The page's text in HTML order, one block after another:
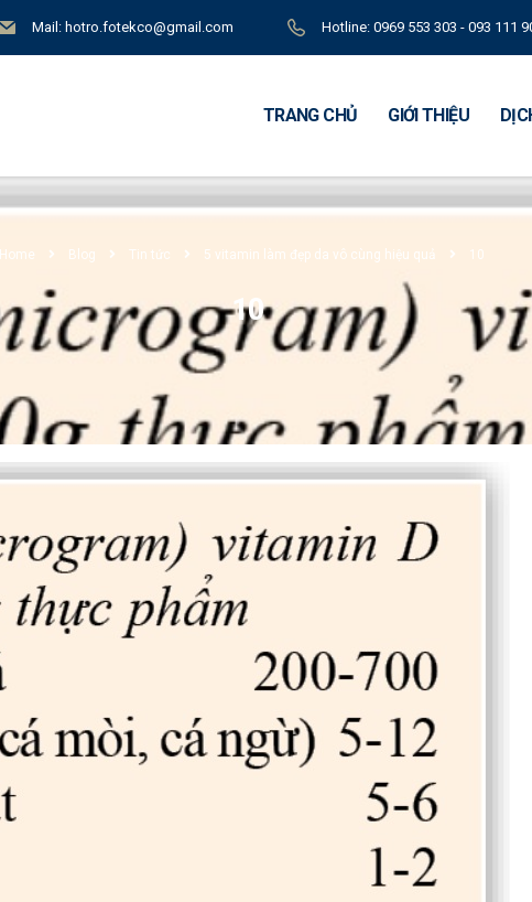
Mail: hotro.fotekco@gmail.com Hotline: 0969 553 303 - 093 111
TRANG CHỦ GIỚI THIỆU
Home Blog Tin tức 5 vitamin làm đẹp da vô cùng hiệu quả 10
10